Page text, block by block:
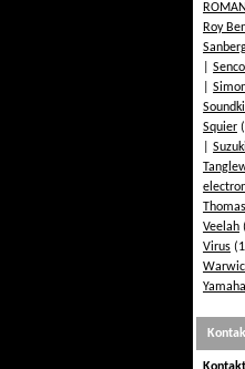
Roy
Squier
Suzuki
Veelah
Virus
Yamaha